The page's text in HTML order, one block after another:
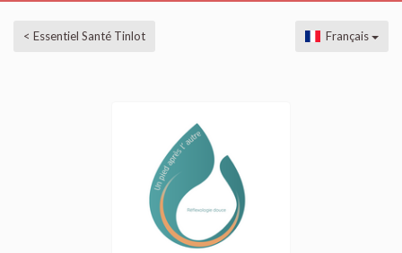
< Essentiel Santé Tinlot Français